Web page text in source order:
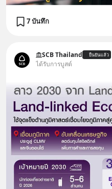
7 บันทึก
SCB Thailand ยืนยันแล้ว
ได้รับการบูสต์